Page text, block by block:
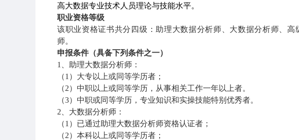
高大数据专业技术人员理论与技能水平。
职业资格等级
该职业资格证书共分四级：助理大数据分析师、大数据分析师、
师。
申报条件（具备下列条件之一）
1
、助理大数据分析师：
（1 ）大专以上或同等学历者；
（2）中职以上或同等学历，从事相关工作一年以上者。
（3）中职或同等学历，专业知识和实操技能特别优秀者。
2 、大数据分析师：
（1 ）已通过助理大数据分析师资格认证者；
（2）本科以上或同等学历者；